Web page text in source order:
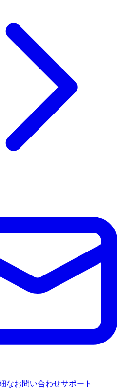
なお問い合わせサポート